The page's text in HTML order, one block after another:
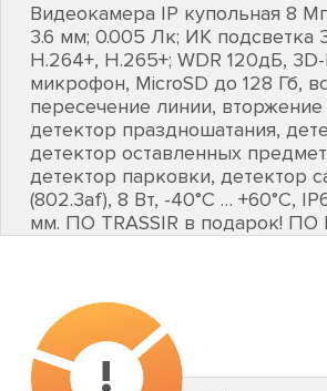
Видеокамера IP купольная 8
3.6 мм; 0.005 Лк; ИК подсветка
H.264+, H.265+; WDR 120дБ,
микрофон, MicroSD до 128 Гб,
пересечение линии,
детектор праздношатания,
детектор оставленных
детектор парковки, детектор
(802.3af), 8 Вт, -40°C … +60°C,
мм. ПО TRASSIR в подарок! ПО
!